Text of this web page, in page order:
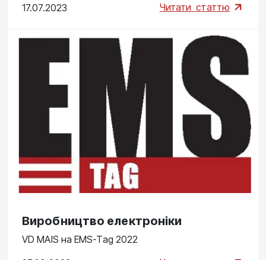
17.07.2023 Читати статтю
Виробництво електроніки
VD MAIS на EMS-Tag 2022